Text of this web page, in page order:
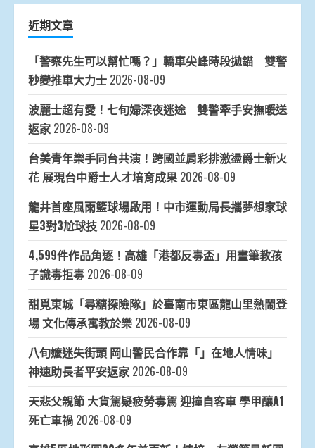
近期文章
「警察先生可以幫忙嗎？」轎車尖峰時段拋錨 雙警
秒變推車大力士 2026-08-09
波麗士超有愛！七旬婦深夜迷途 雙警牽手安撫暖送
返家 2026-08-09
台美青年樂手同台共演！跨國並肩彩排激盪爵士新火
花 展現台中爵士人才培育成果 2026-08-09
龍井首座風雨籃球場啟用！中市運動局長攜夢想家球
星3對3尬球技 2026-08-09
4,599件作品角逐！高雄「港都反毒盃」用畫筆教孩
子識毒拒毒 2026-08-09
甜覓東城「尋糖探險隊」於臺南市東區龍山里熱鬧登
場 文化傳承寓教於樂 2026-08-09
八旬嬤迷失街頭 岡山警民合作靠「」在地人情味」
神速助長者平安返家 2026-08-09
天悲父親節 大貨駕疑疲勞毒駕 迎撞自客車 學甲釀A1
死亡車禍 2026-08-09